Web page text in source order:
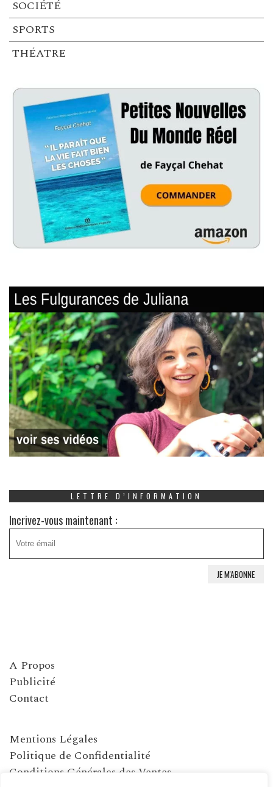
SOCIÉTÉ
SPORTS
THÉATRE
LETTRE D’INFORMATION
Incrivez-vous maintenant :
A Propos
Publicité
Contact
Mentions Légales
Politique de Confidentialité
Conditions Générales des Ventes